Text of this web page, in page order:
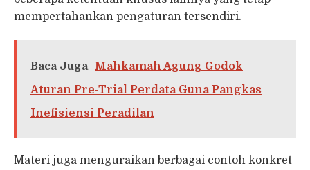
mempertahankan pengaturan tersendiri.
Baca Juga
Mahkamah Agung Godok
Aturan Pre-Trial Perdata Guna Pangkas
Inefisiensi Peradilan
Materi juga menguraikan berbagai contoh konkret